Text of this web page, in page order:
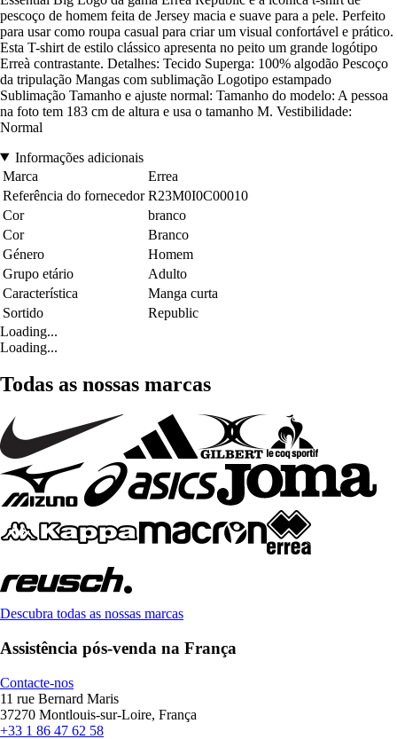
pescoço de homem feita de Jersey macia e suave para a pele. Perfeito
para usar como roupa casual para criar um visual confortável e prático.
Esta T-shirt de estilo clássico apresenta no peito um grande logótipo
Erreà contrastante. Detalhes: Tecido Superga: 100% algodão Pescoço
da tripulação Mangas com sublimação Logotipo estampado
Sublimação Tamanho e ajuste normal: Tamanho do modelo: A pessoa
na foto tem 183 cm de altura e usa o tamanho M. Vestibilidade:
Normal
Informações adicionais
Marca
Errea
Referência do fornecedor R23M0I0C00010
Cor
branco
Cor
Branco
Género
Homem
Grupo etário
Adulto
Característica
Manga curta
Sortido
Republic
Loading...
Loading...
Todas as nossas marcas
Descubra todas as nossas marcas
Assistência pós-venda na França
Contacte-nos
11 rue Bernard Maris
37270 Montlouis-sur-Loire, França
+33 1 86 47 62 58